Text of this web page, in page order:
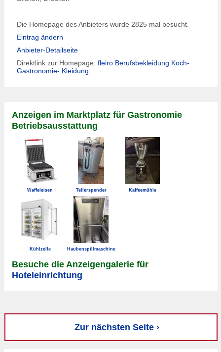
Die Homepage des Anbieters wurde 2825 mal besucht.
Eintrag ändern
Anbieter-Detailseite
Direktlink zur Homepage: fleiro Berufsbekleidung Koch-
Gastronomie- Kleidung
Anzeigen im Marktplatz für Gastronomie
Betriebsausstattung
Waffeleisen Tellerspender Kaffeemühle
Kühlzelle Haubenspülmaschine
Besuche die Anzeigengalerie für
Hoteleinrichtung
Zur nächsten Seite ›